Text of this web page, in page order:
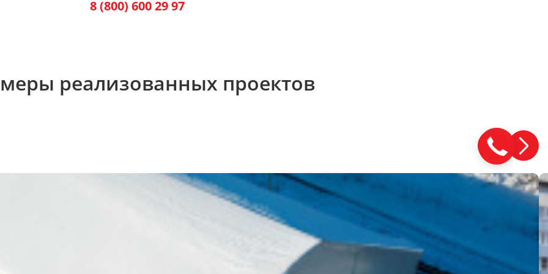
8 (800) 600 29 97
реализованных проектов
Закажите
звонок